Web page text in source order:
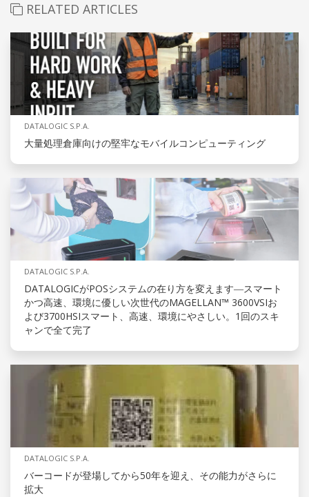
RELATED ARTICLES
DATALOGIC S.P.A.
大量処理倉庫向けの堅牢なモバイルコンピューティング
DATALOGIC S.P.A.
DATALOGICがPOSシステムの在り方を変えます―スマート
かつ高速、環境に優しい次世代のMAGELLAN™ 3600VSIお
よび3700HSIスマート、高速、環境にやさしい。1回のスキ
ャンで全て完了
DATALOGIC S.P.A.
バーコードが登場してから50年を迎え、その能力がさらに
拡大